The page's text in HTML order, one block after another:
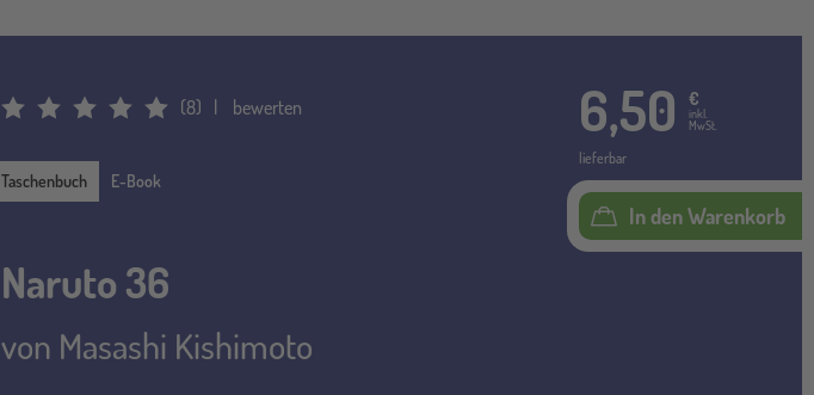
Average Rating: 4.875 (8) bewerten
Taschenbuch
Taschenbuch
E-Book
Naruto 36
von Masashi Kishimoto
6,50 €
inkl.
MwSt.
lieferbar
In den Warenkorb